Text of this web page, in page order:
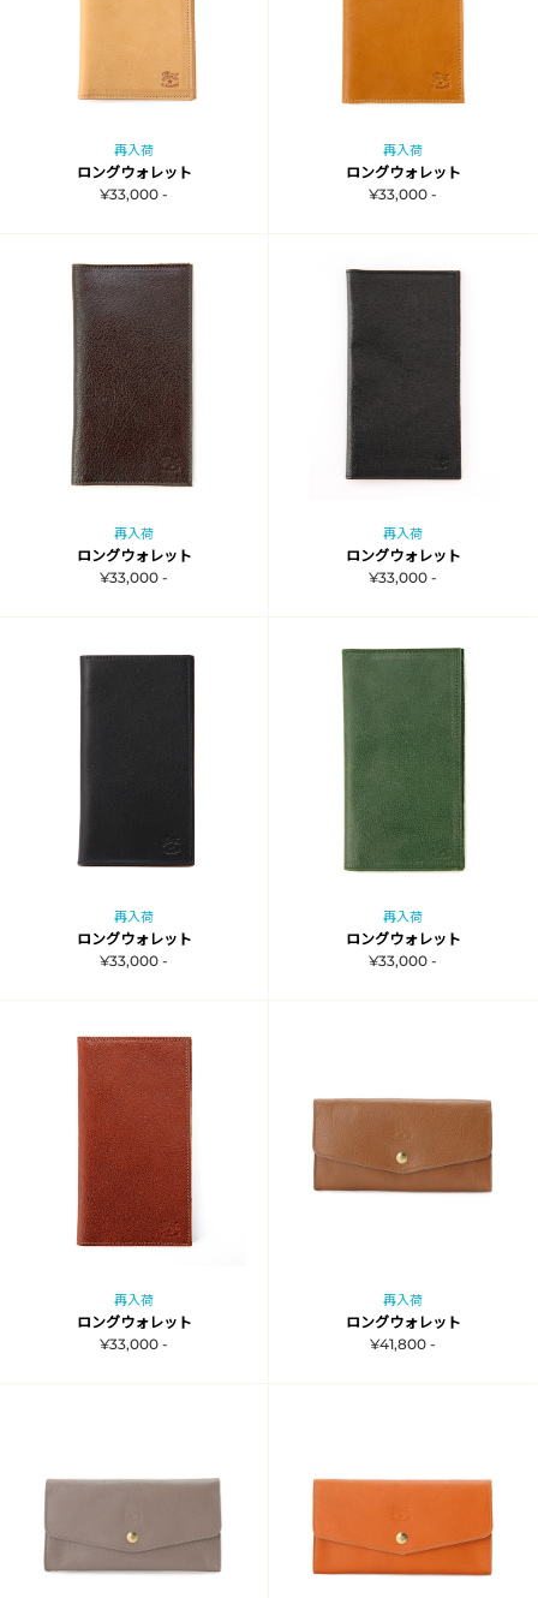
再入荷
ロングウォレット
¥33,000 -
再入荷
ロングウォレット
¥33,000 -
再入荷
ロングウォレット
¥33,000 -
再入荷
ロングウォレット
¥33,000 -
再入荷
ロングウォレット
¥33,000 -
再入荷
ロングウォレット
¥33,000 -
再入荷
ロングウォレット
¥33,000 -
再入荷
ロングウォレット
¥41,800 -